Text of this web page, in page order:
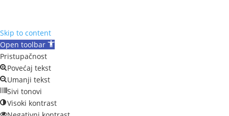
Skip to content
Open toolbar
Pristupačnost
Povećaj tekst
Umanji tekst
Sivi tonovi
Visoki kontrast